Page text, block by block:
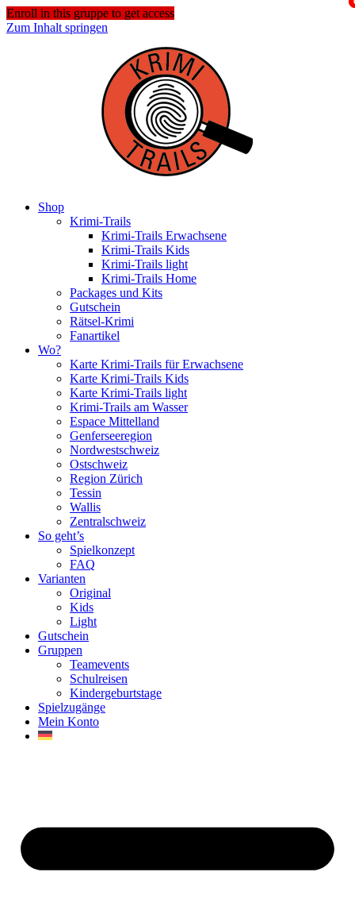
Enroll in this gruppe to get access
Zum Inhalt springen
Shop
Krimi-Trails
Krimi-Trails Erwachsene
Krimi-Trails Kids
Krimi-Trails light
Krimi-Trails Home
Packages und Kits
Gutschein
Rätsel-Krimi
Fanartikel
Wo?
Karte Krimi-Trails für Erwachsene
Karte Krimi-Trails Kids
Karte Krimi-Trails light
Krimi-Trails am Wasser
Espace Mittelland
Genferseeregion
Nordwestschweiz
Ostschweiz
Region Zürich
Tessin
Wallis
Zentralschweiz
So geht’s
Spielkonzept
FAQ
Varianten
Original
Kids
Light
Gutschein
Gruppen
Teamevents
Schulreisen
Kindergeburtstage
Spielzugänge
Mein Konto